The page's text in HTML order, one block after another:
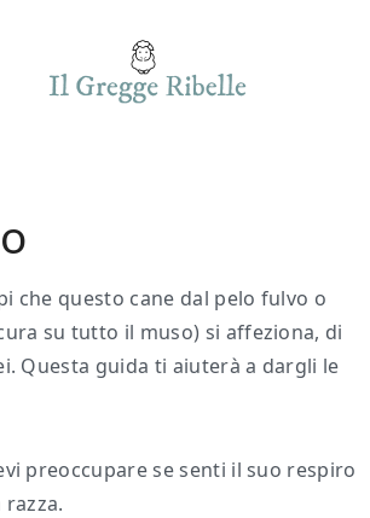
che questo cane dal pelo fulvo o
su tutto il muso) si affeziona, di
Questa guida ti aiuterà a dargli le
preoccupare se senti il suo respiro